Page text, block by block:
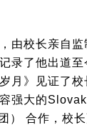
由校长亲自
录了他出道
月》见证了
强大的
） 合作，校